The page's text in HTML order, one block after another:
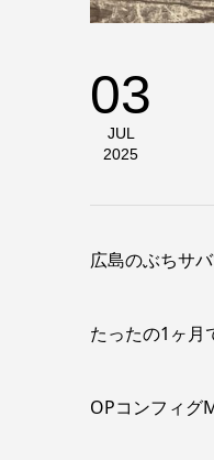
03
JUL
2025
広島のぶちサ
たったの1ヶ月
OPコンフィグ